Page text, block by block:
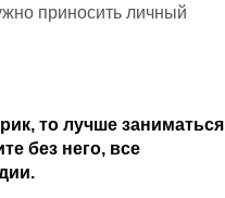
приносить личный
то лучше заниматься
без него, все